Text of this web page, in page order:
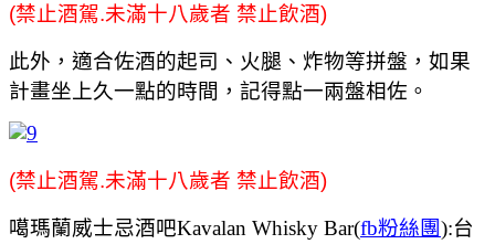
(禁止酒駕.未滿十八歲者 禁止飲酒)
此外，適合佐酒的起司、火腿、炸物等拼盤，如果
計畫坐上久一點的時間，記得點一兩盤相佐。
(禁止酒駕.未滿十八歲者 禁止飲酒)
噶瑪蘭威士忌酒吧Kavalan Whisky Bar(fb粉絲團):台